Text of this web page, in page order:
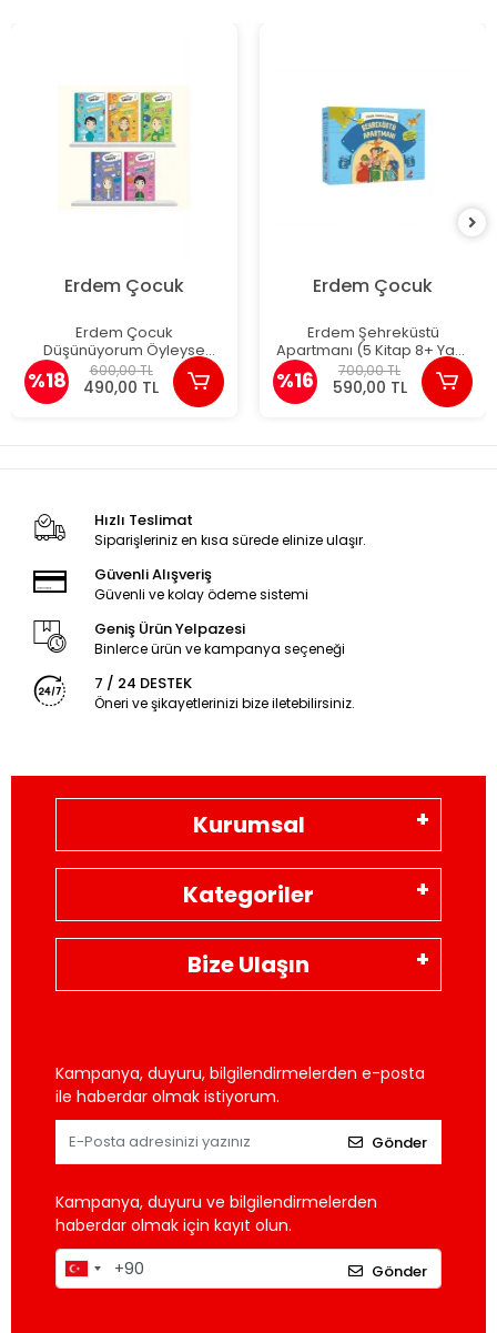
Erdem Çocuk
Erdem Çocuk
Düşünüyorum Öyleyse
Hindiyim (5 Kitap 8+ Yaş)
%18 600,00 TL
490,00 TL
Erdem Çocuk
Erdem Şehreküstü
Apartmanı (5 Kitap 8+ Yaş)
Figen Yaman Coşar
%16 700,00 TL
590,00 TL
Hızlı Teslimat
Siparişleriniz en kısa sürede elinize ulaşır.
Güvenli Alışveriş
Güvenli ve kolay ödeme sistemi
Geniş Ürün Yelpazesi
Binlerce ürün ve kampanya seçeneği
7 / 24 DESTEK
Öneri ve şikayetlerinizi bize iletebilirsiniz.
Kurumsal
Kategoriler
Bize Ulaşın
Kampanya, duyuru, bilgilendirmelerden e-posta
ile haberdar olmak istiyorum.
Gönder
Kampanya, duyuru ve bilgilendirmelerden
haberdar olmak için kayıt olun.
Gönder